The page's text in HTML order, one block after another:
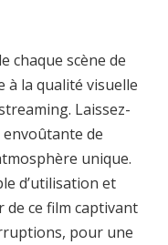
chaque scène de
à la qualité visuelle
Laissez-
de
unique.
d’utilisation et
ce film captivant
pour une